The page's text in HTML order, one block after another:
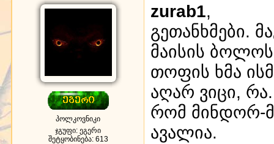
პოლკოვნიკი
ჯგუფი: ეგერი
შეტყობინება: 613
zurab1,
გეთანხმები.
მაისის
თოფის ხმა
აღარ ვიცი,
რომ მინდორ-
ავალია.